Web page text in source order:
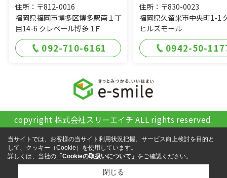
住所：〒812-0016
福岡県福岡市博多区博多駅南１丁
目14-6 クレベール博多 1Ｆ
092-710-6161
住所：〒830-0023
福岡県久留米市中央町1-1
ヒルズモール
0942-50-
copyright 株式会社スリーエイチ ALL rights reserved.
当サイトでは、お客様の当サイト利用状況把握、サービス向上検討を目的と
して、クッキー（Cookie）を使用しています。
詳しくは、当社の 「Cookieの取扱いについて」 をご確認ください。
閉じる